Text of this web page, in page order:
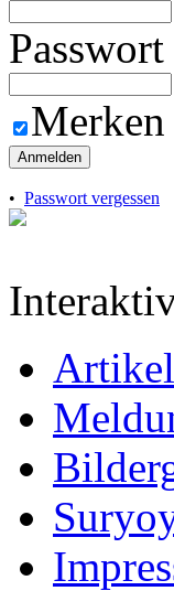
Passwort
Merken
Anmelden
• Passwort vergessen